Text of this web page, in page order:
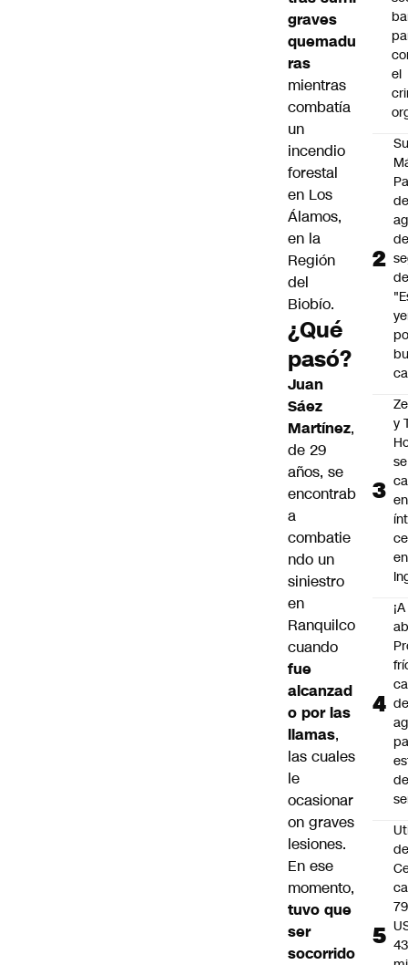
graves
quemadu
ras
mientras
combatía
un
incendio
forestal
en Los
Álamos,
en la
Región
del
Biobío.
¿Qué
pasó?
Juan
Sáez
Martínez,
de 29
años, se
encontrab
a
combatie
ndo un
siniestro
en
Ranquilco
cuando
fue
alcanzad
o por las
llamas,
las cuales
le
ocasionar
on graves
lesiones.
En ese
momento,
tuvo que
ser
socorrido
el
de
y
se
en
¡A
de
de
de